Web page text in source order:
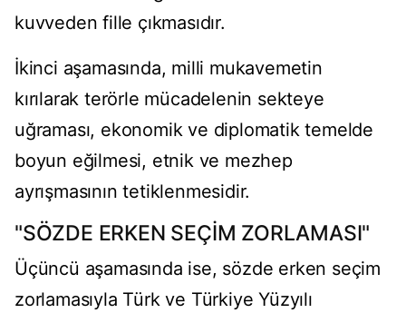
kuvveden fille çıkmasıdır.
İkinci aşamasında, milli mukavemetin
kırılarak terörle mücadelenin sekteye
uğraması, ekonomik ve diplomatik temelde
boyun eğilmesi, etnik ve mezhep
ayrışmasının tetiklenmesidir.
"SÖZDE ERKEN SEÇİM ZORLAMASI"
Üçüncü aşamasında ise, sözde erken seçim
zorlamasıyla Türk ve Türkiye Yüzyılı